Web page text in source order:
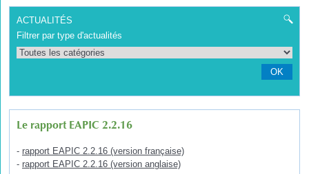
ACTUALITÉS
Filtrer par type d'actualités
OK
Le rapport EAPIC 2.2.16
- rapport EAPIC 2.2.16 (version française)
- rapport EAPIC 2.2.16 (version anglaise)